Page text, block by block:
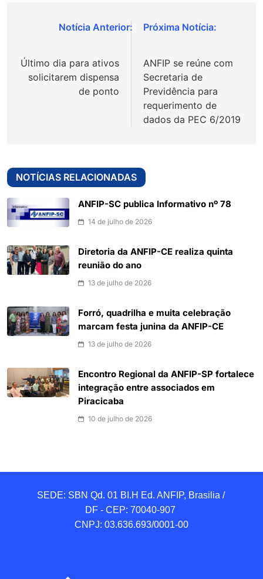
Navegação
Post
Último dia para ativos
solicitarem dispensa
de ponto
ANFIP se reúne com
Secretaria de
Previdência para
requerimento de
dados da PEC 6/2019
NOTÍCIAS RELACIONADAS
ANFIP-SC publica Informativo nº 78
14 de julho de 2026
Diretoria da ANFIP-CE realiza quinta
reunião do ano
13 de julho de 2026
Forró, quadrilha e muita celebração
marcam festa junina da ANFIP-CE
13 de julho de 2026
Encontro Regional da ANFIP-SP fortalece
integração entre associados em
Piracicaba
10 de julho de 2026
SEDE: SBN Qd. 01 BI.H Ed. ANFIP, Brasilia /
DF - CEP: 70040-907
CNPJ: 03.636.693/0001-00